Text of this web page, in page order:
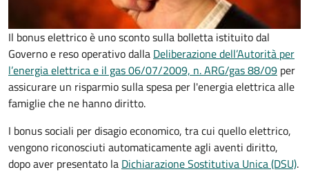
Il bonus elettrico è uno sconto sulla bolletta istituito dal
Governo e reso operativo dalla Deliberazione dell’Autorità per
l’energia elettrica e il gas 06/07/2009, n. ARG/gas 88/09 per
assicurare un risparmio sulla spesa per l'energia elettrica alle
famiglie che ne hanno diritto.
I bonus sociali per disagio economico, tra cui quello elettrico,
vengono riconosciuti automaticamente agli aventi diritto,
dopo aver presentato la Dichiarazione Sostitutiva Unica (DSU).